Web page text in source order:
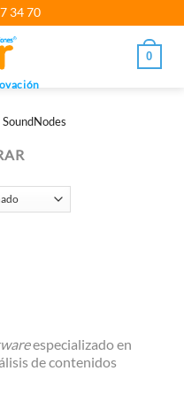
34 70
0
SoundNodes
especializado en
de contenidos